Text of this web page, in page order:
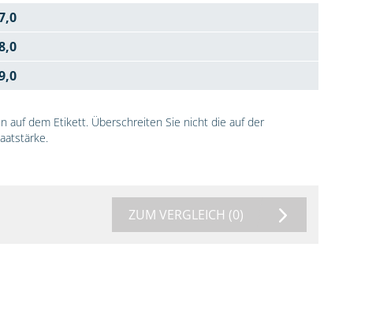
auf dem Etikett. Überschreiten Sie nicht die auf der
ZUM VERGLEICH (0)